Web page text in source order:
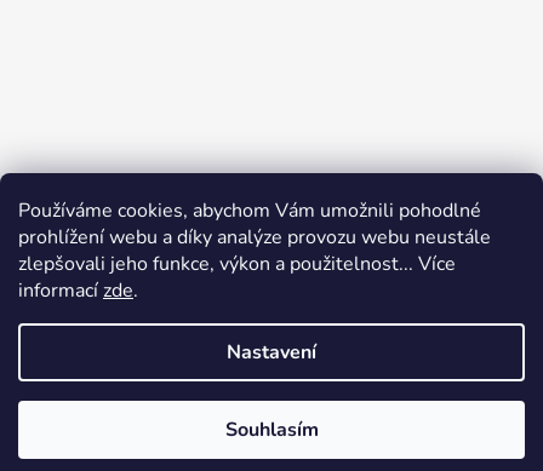
Používáme cookies, abychom Vám umožnili pohodlné
prohlížení webu a díky analýze provozu webu neustále
zlepšovali jeho funkce, výkon a použitelnost... Více
informacízde.
Nastavení
Souhlasím
Vytvořil Shoptet
Elegan. Všechna práva vyhrazena.
Upravit nastavení cookies